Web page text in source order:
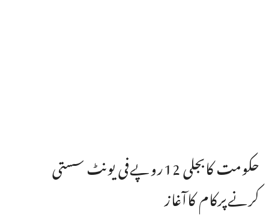
حکومت کابجلی 12روپےفی یونٹ سستی
کرنےپرکام کاآغاز